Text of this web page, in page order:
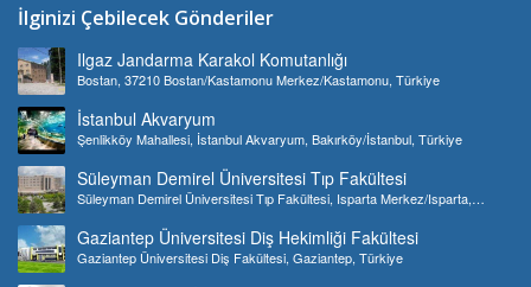
İlginizi Çebilecek Gönderiler
Ilgaz Jandarma Karakol Komutanlığı
Bostan, 37210 Bostan/Kastamonu Merkez/Kastamonu, Türkiye
İstanbul Akvaryum
Şenlikköy Mahallesi, İstanbul Akvaryum, Bakırköy/İstanbul, Türkiye
Süleyman Demirel Üniversitesi Tıp Fakültesi
Süleyman Demirel Üniversitesi Tıp Fakültesi, Isparta Merkez/Isparta,
Gaziantep Üniversitesi Diş Hekimliği Fakültesi
Gaziantep Üniversitesi Diş Fakültesi, Gaziantep, Türkiye